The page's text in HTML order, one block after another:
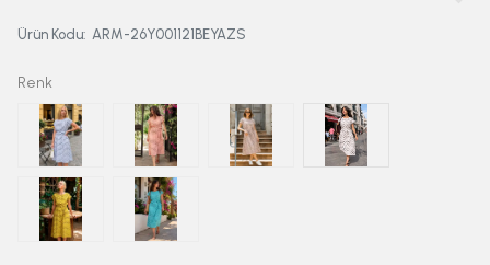
Ürün Kodu: ARM-26Y001121BEYAZS
Renk